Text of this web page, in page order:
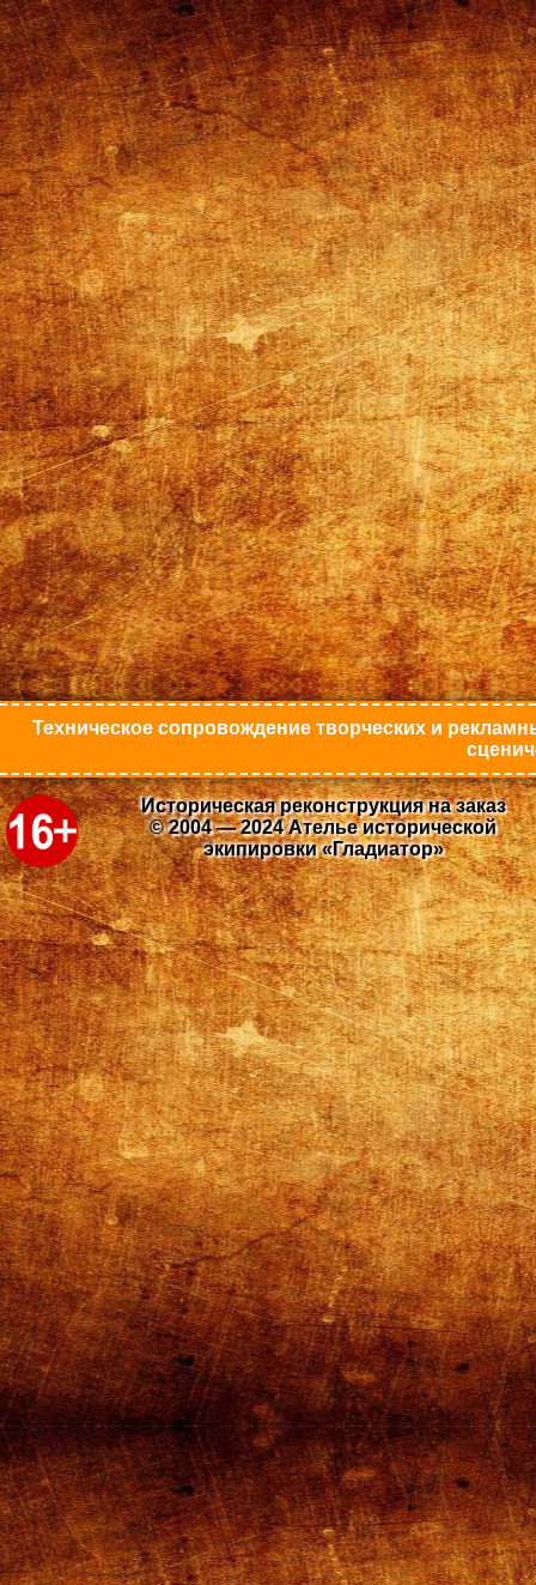
Техническое сопровождение творческих и
Историческая реконструкция на заказ
© 2004 — 2024 Ателье исторической
экипировки «Гладиатор»